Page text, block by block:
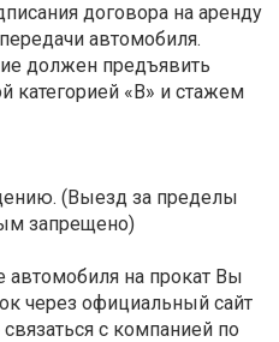
договора на аренду
автомобиля.
должен предъявить
категорией «В» и стажем
(Выезд за пределы
запрещено)
автомобиля на прокат Вы
через официальный сайт
с компанией по